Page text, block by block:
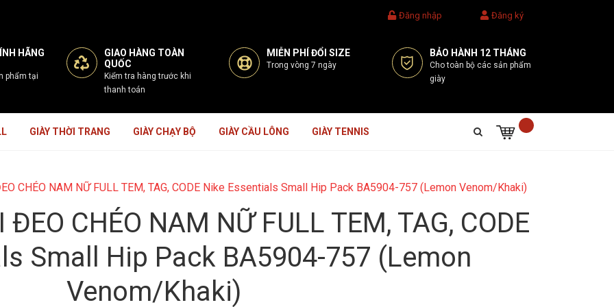
Đăng nhập Đăng ký
HÃNG
phẩm tại
GIAO HÀNG TOÀN
QUỐC
Kiểm tra hàng trước khi
thanh toán
MIỄN PHÍ ĐỔI SIZE
Trong vòng 7 ngày
BẢO HÀNH 12 THÁNG
Cho toàn bộ các sản phẩm
giày
GIÀY THỜI TRANG GIÀY CHẠY BỘ GIÀY CẦU LÔNG GIÀY TENNIS
CHÉO NAM NỮ FULL TEM, TAG, CODE Nike Essentials Small Hip Pack BA5904-757 (Lemon Venom/Khaki)
ĐEO CHÉO NAM NỮ FULL TEM, TAG, CODE
Small Hip Pack BA5904-757 (Lemon
Venom/Khaki)